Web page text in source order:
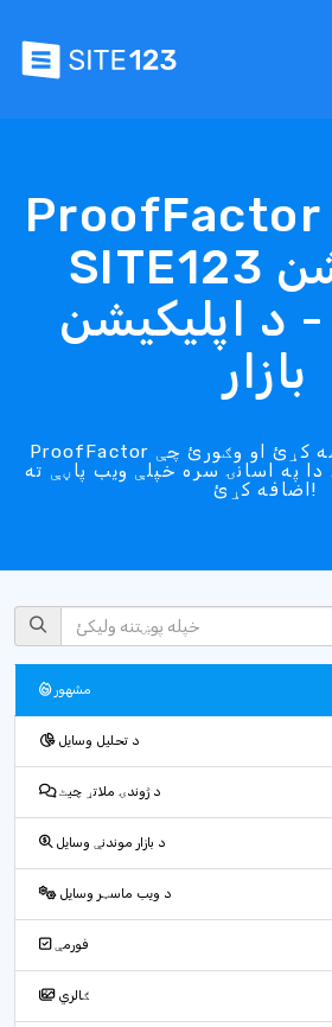
ProofFactor بیاکتنه -
SITE123 اپلیکیشن
- د اپلیکیشن
بازار
ProofFactor بشپړه بیاکتنه ترلاسه کړئ او وګورئ چې
په اسانۍ سره خپلې ویب پاڼې ته
اضافه کړئ!
مشهور
د تحلیل وسایل
د ژوندۍ ملاتړ چیٹ
د بازار موندنې وسایل
د ویب ماسټر وسایل
فورمې
ګالري